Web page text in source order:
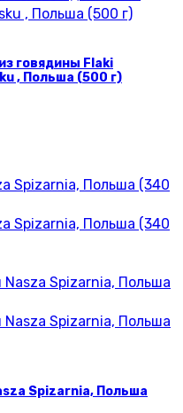
говядины Flaki
, Польша (500 г)
Spizarnia, Польша